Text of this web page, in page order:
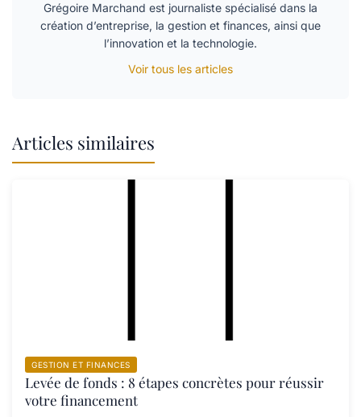
Grégoire Marchand est journaliste spécialisé dans la
création d’entreprise, la gestion et finances, ainsi que
l’innovation et la technologie.
Voir tous les articles
Articles similaires
GESTION ET FINANCES
Levée de fonds : 8 étapes concrètes pour réussir
votre financement